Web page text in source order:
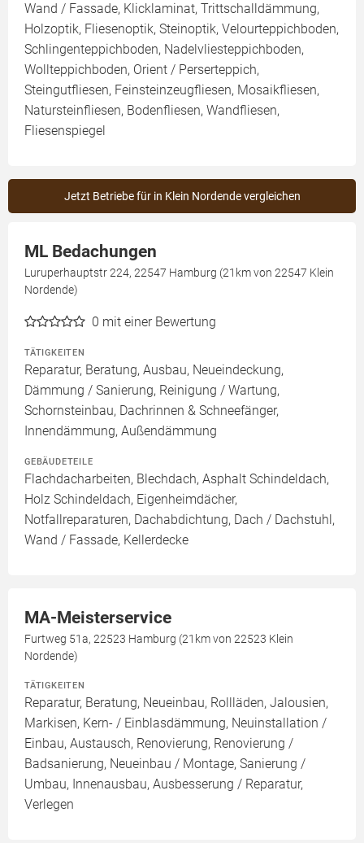
Wand / Fassade, Klicklaminat, Trittschalldämmung,
Holzoptik, Fliesenoptik, Steinoptik, Velourteppichboden,
Schlingenteppichboden, Nadelvliesteppichboden,
Wollteppichboden, Orient / Perserteppich,
Steingutfliesen, Feinsteinzeugfliesen, Mosaikfliesen,
Natursteinfliesen, Bodenfliesen, Wandfliesen,
Fliesenspiegel
Jetzt Betriebe für in Klein Nordende vergleichen
ML Bedachungen
Luruperhauptstr 224, 22547 Hamburg (21km von 22547 Klein
Nordende)
0 mit einer Bewertung
TÄTIGKEITEN
Reparatur, Beratung, Ausbau, Neueindeckung,
Dämmung / Sanierung, Reinigung / Wartung,
Schornsteinbau, Dachrinnen & Schneefänger,
Innendämmung, Außendämmung
GEBÄUDETEILE
Flachdacharbeiten, Blechdach, Asphalt Schindeldach,
Holz Schindeldach, Eigenheimdächer,
Notfallreparaturen, Dachabdichtung, Dach / Dachstuhl,
Wand / Fassade, Kellerdecke
MA-Meisterservice
Furtweg 51a, 22523 Hamburg (21km von 22523 Klein
Nordende)
TÄTIGKEITEN
Reparatur, Beratung, Neueinbau, Rollläden, Jalousien,
Markisen, Kern- / Einblasdämmung, Neuinstallation /
Einbau, Austausch, Renovierung, Renovierung /
Badsanierung, Neueinbau / Montage, Sanierung /
Umbau, Innenausbau, Ausbesserung / Reparatur,
Verlegen